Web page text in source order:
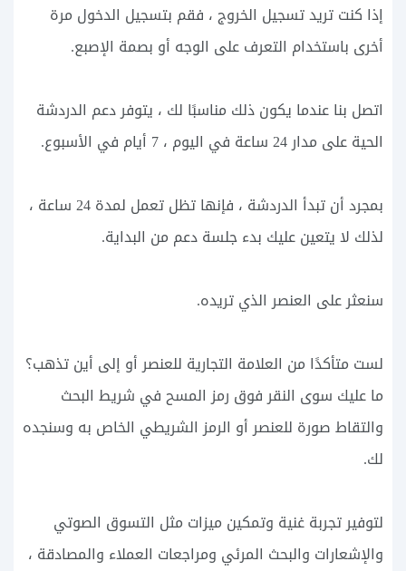
إذا كنت تريد تسجيل الخروج ، فقم بتسجيل الدخول مرة
أخرى باستخدام التعرف على الوجه أو بصمة الإصبع.
اتصل بنا عندما يكون ذلك مناسبًا لك ، يتوفر دعم الدردشة
الحية على مدار 24 ساعة في اليوم ، 7 أيام في الأسبوع.
بمجرد أن تبدأ الدردشة ، فإنها تظل تعمل لمدة 24 ساعة ،
لذلك لا يتعين عليك بدء جلسة دعم من البداية.
سنعثر على العنصر الذي تريده.
لست متأكدًا من العلامة التجارية للعنصر أو إلى أين تذهب؟
ما عليك سوى النقر فوق رمز المسح في شريط البحث
والتقاط صورة للعنصر أو الرمز الشريطي الخاص به وسنجده
لك.
لتوفير تجربة غنية وتمكين ميزات مثل التسوق الصوتي
والإشعارات والبحث المرئي ومراجعات العملاء والمصادقة ،